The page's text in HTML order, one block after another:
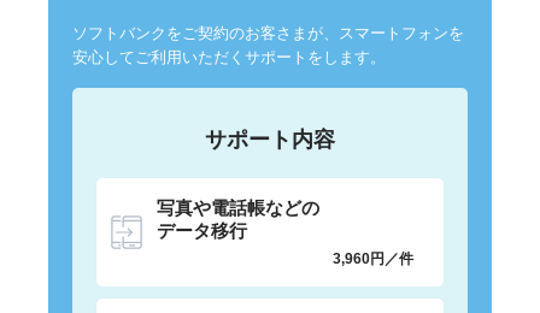
ソフトバンクをご契約のお客さまが、スマートフォンを
安心してご利用いただくサポートをします。
サポート内容
写真や電話帳などの
データ移行
3,960円／件